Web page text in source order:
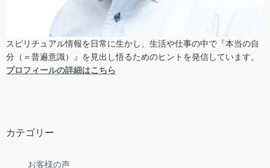
スピリチュアル情報を日常に生かし、生活や仕事の中で『本当の自
分（＝普遍意識）』を見出し悟るためのヒントを発信しています。
プロフィールの詳細はこちら
カテゴリー
お客様の声